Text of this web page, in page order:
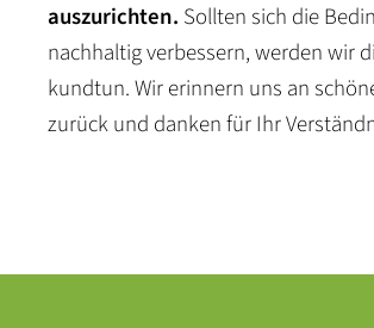
auszurichten. Sollten sich die
nachhaltig verbessern, werden wir
kundtun. Wir erinnern uns an
zurück und danken für Ihr